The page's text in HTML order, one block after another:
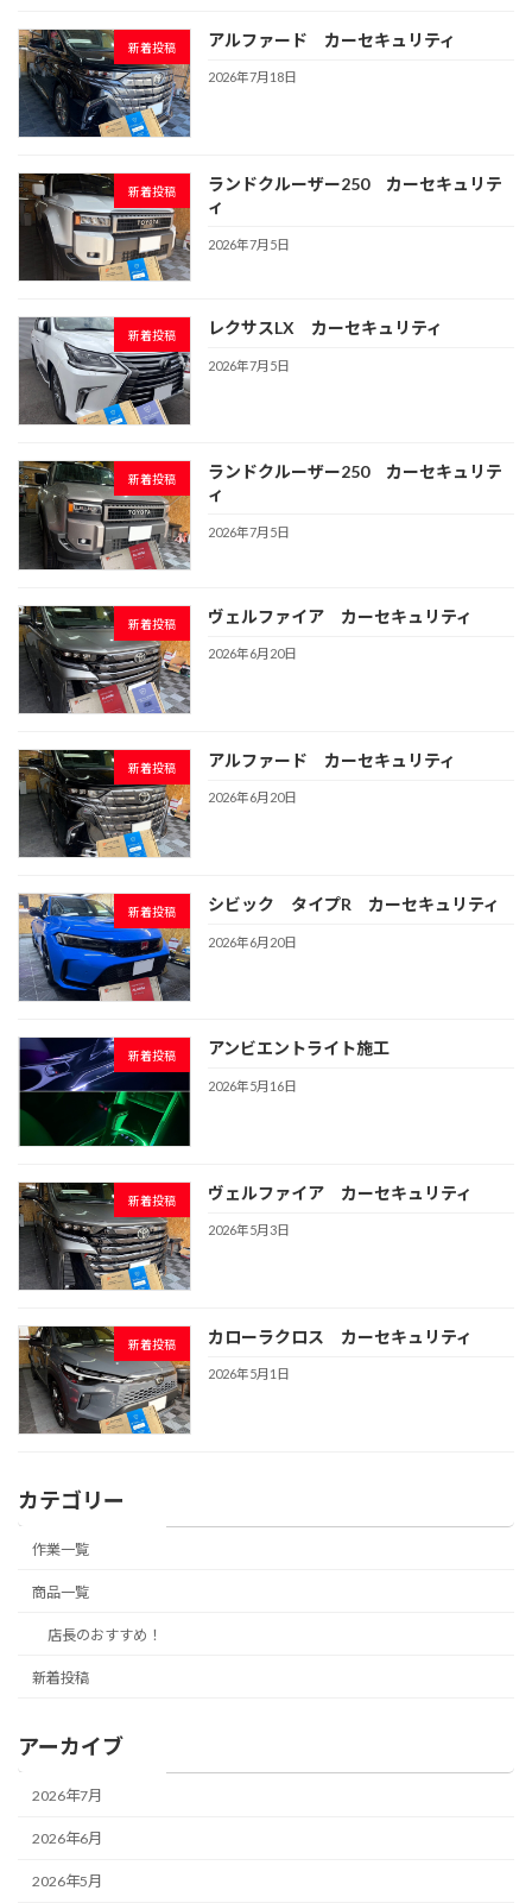
新着投稿 アルファード カーセキュリティ
2026年7月18日
新着投稿
ランドクルーザー250 カーセキュリテ
ィ
2026年7月5日
新着投稿 レクサスLX カーセキュリティ
2026年7月5日
新着投稿
ランドクルーザー250 カーセキュリテ
ィ
2026年7月5日
新着投稿 ヴェルファイア カーセキュリティ
2026年6月20日
新着投稿 アルファード カーセキュリティ
2026年6月20日
新着投稿 シビック タイプR カーセキュリティ
2026年6月20日
新着投稿 アンビエントライト施工
2026年5月16日
新着投稿 ヴェルファイア カーセキュリティ
2026年5月3日
新着投稿 カローラクロス カーセキュリティ
2026年5月1日
カテゴリー
作業一覧
商品一覧
店長のおすすめ！
新着投稿
アーカイブ
2026年7月
2026年6月
2026年5月